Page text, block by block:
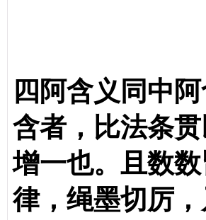
四阿含义同中
含者，比法条
增一也。且数
律，绳墨切厉